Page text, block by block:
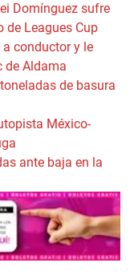
Domínguez sufre
de Leagues Cup
conductor y le
de Aldama
de basura
México-
ante baja en la